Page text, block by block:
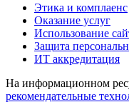
Этика и комплаенс
Оказание услуг
Использование
Защита
ИТ аккредитация
На информационном
рекомендательные